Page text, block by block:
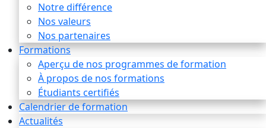
Notre différence
Nos valeurs
Nos partenaires
Formations
Aperçu de nos programmes de formation
À propos de nos formations
Étudiants certifiés
Calendrier de formation
Actualités